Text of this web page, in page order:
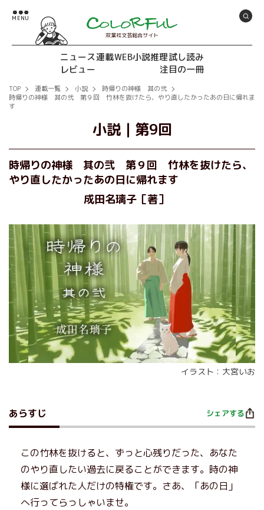
双葉社文芸総合サイト
ニュース連載WEB小説推理試し読み
レビュー
注目の一冊
TOP 連載一覧 小説
時帰りの神様 其の弐
時帰りの神様 其の弐 第９回 竹林を抜けたら、やり直したかったあの日に帰れま
す
小説｜ 第9回
時帰りの神様 其の弐 第９回 竹林を抜けたら、
やり直したかったあの日に帰れます
成田名璃子［著］
イラスト：大宮いお
あらすじ シェアする
この竹林を抜けると、ずっと心残りだった、あなた
のやり直したい過去に戻ることができます。時の神
様に選ばれた人だけの特権です。さあ、「あの日」
へ行ってらっしゃいませ。